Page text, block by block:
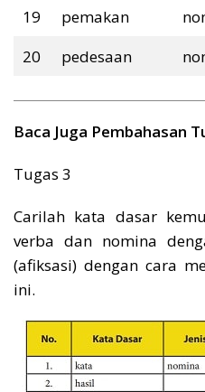
19 pemakan
20
pedesaan
Baca Juga Pembahasan
Tugas 3
Carilah kata dasar
verba dan nomina
(afiksasi) dengan cara
ini.